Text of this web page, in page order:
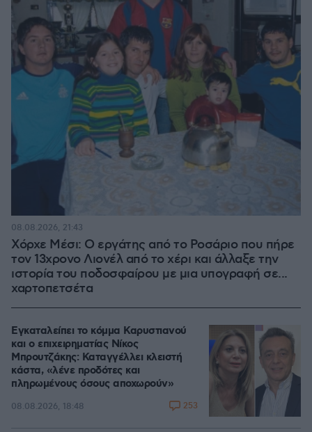
Χόρχε Μέσι: Ο εργάτης από το Ροσάριο που πήρε
τον 13χρονο Λιονέλ από το χέρι και άλλαξε την
ιστορία του ποδοσφαίρου με μια υπογραφή σε...
χαρτοπετσέτα
08.08.2026, 21:43
Εγκαταλείπει το κόμμα Καρυστιανού
και ο επιχειρηματίας Νίκος
Μπρουτζάκης: Καταγγέλλει κλειστή
κάστα, «λένε προδότες και
πληρωμένους όσους αποχωρούν»
08.08.2026, 18:48 253